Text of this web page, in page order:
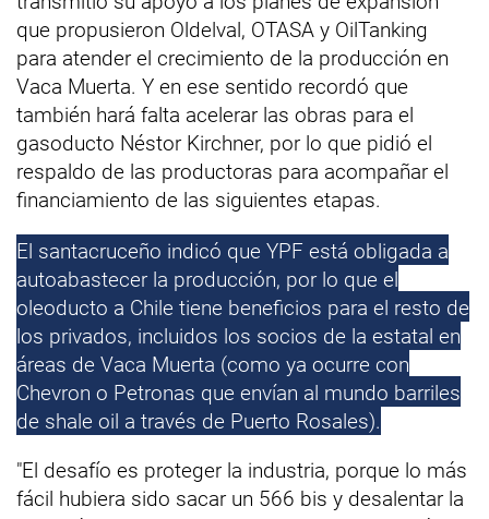
que propusieron Oldelval, OTASA y OilTanking
para atender el crecimiento de la producción en
Vaca Muerta. Y en ese sentido recordó que
también hará falta acelerar las obras para el
gasoducto Néstor Kirchner, por lo que pidió el
respaldo de las productoras para acompañar el
financiamiento de las siguientes etapas.
El santacruceño indicó que YPF está obligada a
autoabastecer la producción, por lo que el
oleoducto a Chile tiene beneficios para el resto de
los privados, incluidos los socios de la estatal en
áreas de Vaca Muerta (como ya ocurre con
Chevron o Petronas que envían al mundo barriles
de shale oil a través de Puerto Rosales).
"El desafío es proteger la industria, porque lo más
fácil hubiera sido sacar un 566 bis y desalentar la